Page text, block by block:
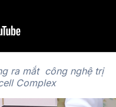
ra mắt công nghệ trị
Complex